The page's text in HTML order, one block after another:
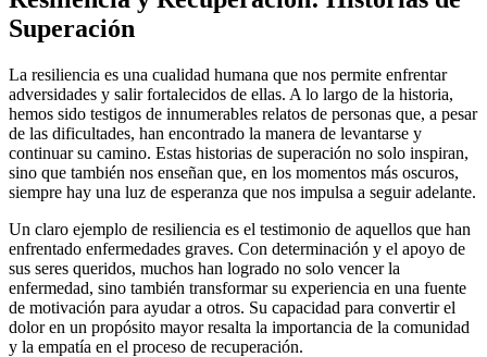
Superación
La resiliencia es una cualidad humana que nos permite enfrentar
adversidades y salir fortalecidos de ellas. A lo largo de la historia,
hemos sido testigos de innumerables relatos de personas que, a pesar
de las dificultades, han encontrado la manera de levantarse y
continuar su camino. Estas historias de superación no solo inspiran,
sino que también nos enseñan que, en los momentos más oscuros,
siempre hay una luz de esperanza que nos impulsa a seguir adelante.
Un claro ejemplo de resiliencia es el testimonio de aquellos que han
enfrentado enfermedades graves. Con determinación y el apoyo de
sus seres queridos, muchos han logrado no solo vencer la
enfermedad, sino también transformar su experiencia en una fuente
de motivación para ayudar a otros. Su capacidad para convertir el
dolor en un propósito mayor resalta la importancia de la comunidad
y la empatía en el proceso de recuperación.